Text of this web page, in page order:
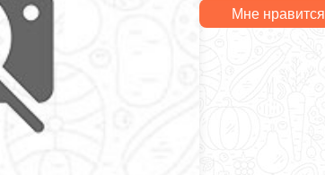
Мне нравится